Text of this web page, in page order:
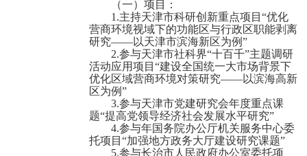
（一）项目
：
1.主持天津市科研创新重点项目“优化
营商环境视域下的功能区与行政区职能剥离
研究——以天津市滨海新区为例”
2.参与天津市社科界“十百千”主题调研
活动应用项目“建设全国统一大市场背景下
优化区域营商环境对策研究——以滨海高新
区为例”
3.参与天津市党建研究会年度重点课
题“提高党领导经济社会发展水平研究”
4.参与年国务院办公厅机关服务中心委
托项目“加强地方政务大厅建设研究课题”
5.参与长治市人民政府办公室委托项